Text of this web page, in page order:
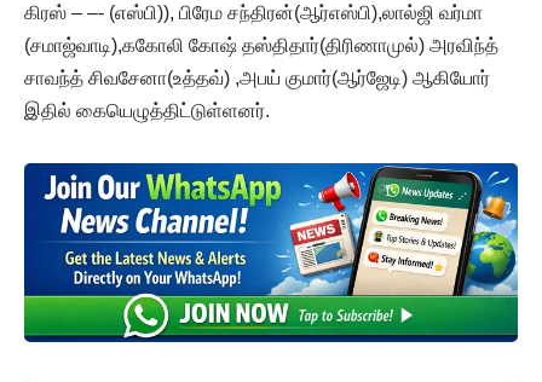
கிரஸ் – –- (எஸ்பி)), பிரேம சந்திரன்(ஆர்எஸ்பி),லால்ஜி வர்மா
(சமாஜ்வாடி),ககோலி கோஷ் தஸ்திதார்(திரிணாமுல்) அரவிந்த்
சாவந்த் சிவசேனா(உத்தவ்) ,அபய் குமார்(ஆர்ஜேடி) ஆகியோர்
இதில் கையெழுத்திட்டுள்ளனர்.